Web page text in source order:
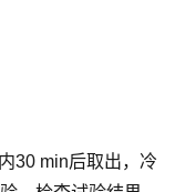
30 min后取出，冷